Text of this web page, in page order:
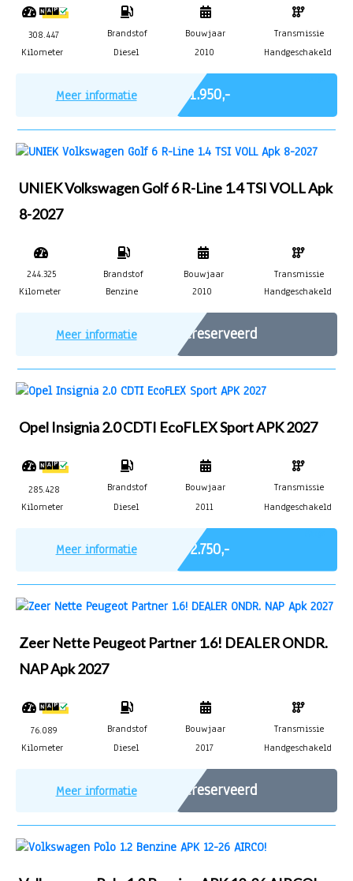
308.447
Kilometer
Brandstof
Diesel
Bouwjaar
2010
Transmissie
Handgeschakeld
Meer informatie € 1.950,-
UNIEK Volkswagen Golf 6 R-Line 1.4 TSI VOLL Apk
8-2027
244.325
Kilometer
Brandstof
Benzine
Bouwjaar
2010
Transmissie
Handgeschakeld
Meer informatie Gereserveerd
Opel Insignia 2.0 CDTI EcoFLEX Sport APK 2027
285.428
Kilometer
Brandstof
Diesel
Bouwjaar
2011
Transmissie
Handgeschakeld
Meer informatie € 2.750,-
Zeer Nette Peugeot Partner 1.6! DEALER ONDR.
NAP Apk 2027
76.089
Kilometer
Brandstof
Diesel
Bouwjaar
2017
Transmissie
Handgeschakeld
Meer informatie Gereserveerd